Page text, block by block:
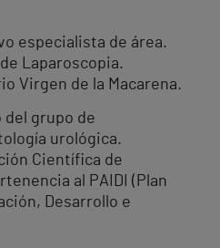
especialista de área.
Laparoscopia.
Virgen de la Macarena.
del grupo de
urológica.
Científica de
al PAIDI (Plan
Desarrollo e